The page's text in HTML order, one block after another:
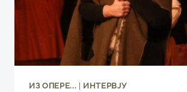
ИЗ ОПЕРE... ИНТЕРВЈУ